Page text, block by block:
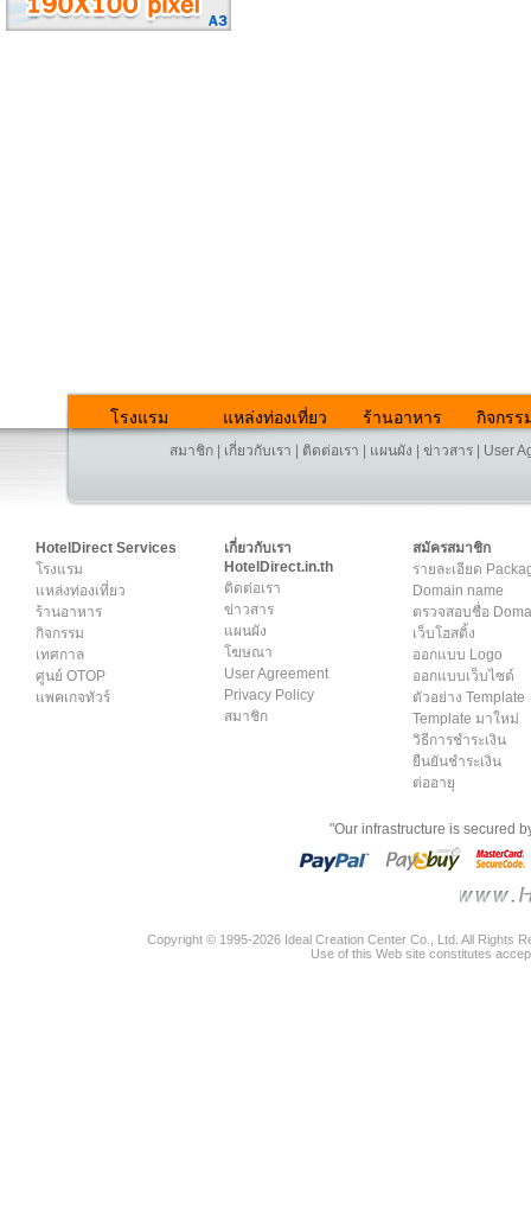
โรงแรม แหล่งท่องเที่ยว ร้านอาหาร กิจกรร
สมาชิก เกี่ยวกับเรา ติดต่อเรา แผนผัง ข่าวสาร User
HotelDirect Services
โรงแรม
แหล่งท่องเที่ยว
ร้านอาหาร
กิจกรรม
เทศกาล
ศูนย์ OTOP
แพคเกจทัวร์
เกี่ยวกับเรา
HotelDirect.in.th
ติดต่อเรา
ข่าวสาร
แผนผัง
โฆษณา
User Agreement
Privacy Policy
สมาชิก
สมัครสมาชิก
รายละเอียด
Domain name
ตรวจสอบชื่อ
เว็บโฮสติ้ง
ออกแบบ Logo
ออกแบบเว็บไซต์
ตัวอย่าง Template
Template มาใหม่
วิธีการชำระเงิน
ยืนยันชำระเงิน
ต่ออายุ
"Our infrastructure is secured
Copyright © 1995-2026 Ideal Creation Center Co., Ltd. All Rights
Use of this Web site constitutes